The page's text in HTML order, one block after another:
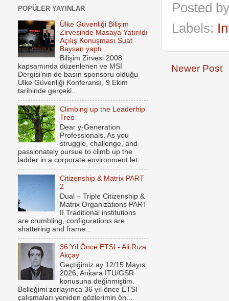
Posted
Labels:
Newer Post
POPÜLER YAYINLAR
Ülke Güvenliği Bilişim
Zirvesinde Masaya Yatırıldı
Açılış Konuşması Suat
Baysan yaptı
Bilişim Zirvesi 2008
kapsamında düzenlenen ve MSI
Dergisi’nin de basın sponsoru olduğu
Ülke Güvenliği Konferansı, 9 Ekim
tarihinde gerçekl...
Climbing up the Leaderhip
Tree
Dear y-Generation
Professionals. As you
struggle, challenge, and
passionately pursue to climb up the
ladder in a corporate environment let ...
Citizenship & Matrix PART
2
Dual – Triple Citizenship &
Matrix Organizations PART
II Traditional institutions
are crumbling, configurations are
shattering and frame...
36 Yıl Önce ETSI - Ali Rıza
Akçay
Geçtiğimiz ay 12/15 Mayıs
2026, Ankara ITU/GSR
konusuna değinmiştim.
Belleğimi zorlayınca 36 yıl önce ETSI
çalışmaları yeniden gözlerimin ön...